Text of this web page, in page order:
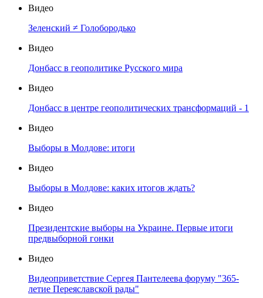
Видео
Зеленский ≠ Голобородько
Видео
Донбасс в геополитике Русского мира
Видео
Донбасс в центре геополитических трансформаций - 1
Видео
Выборы в Молдове: итоги
Видео
Выборы в Молдове: каких итогов ждать?
Видео
Президентские выборы на Украине. Первые итоги
предвыборной гонки
Видео
Видеоприветствие Сергея Пантелеева форуму "365-
летие Переяславской рады"